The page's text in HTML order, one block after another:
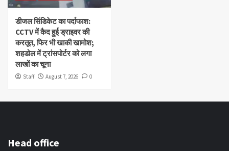
डीजल सिंडिकेट का पर्दाफाश:
CCTV में कैद हुई ड्राइवर की
करतूत, फिर भी खाकी खामोश;
शहडोल में ट्रांसपोर्टर को लगा
लाखों का चूना
Staff August 7, 2026 0
Head office